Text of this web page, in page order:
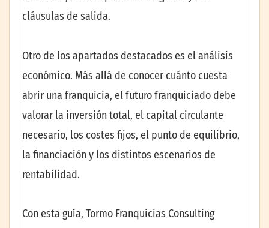
cláusulas de salida.
Otro de los apartados destacados es el análisis
económico. Más allá de conocer cuánto cuesta
abrir una franquicia, el futuro franquiciado debe
valorar la inversión total, el capital circulante
necesario, los costes fijos, el punto de equilibrio,
la financiación y los distintos escenarios de
rentabilidad.
Con esta guía, Tormo Franquicias Consulting